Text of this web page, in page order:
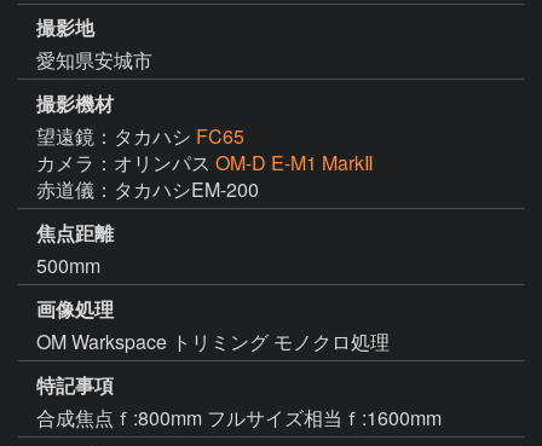
撮影地
愛知県安城市
撮影機材
望遠鏡：タカハシ FC65
カメラ：オリンパス OM-D E-M1 MarkⅡ
赤道儀：タカハシEM-200
焦点距離
500mm
画像処理
OM Warkspace トリミング モノクロ処理
特記事項